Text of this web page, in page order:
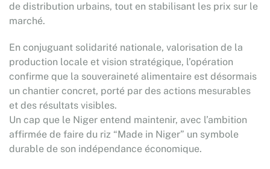
de distribution urbains, tout en stabilisant les prix sur le
marché.
En conjuguant solidarité nationale, valorisation de la
production locale et vision stratégique, l’opération
confirme que la souveraineté alimentaire est désormais
un chantier concret, porté par des actions mesurables
et des résultats visibles.
Un cap que le Niger entend maintenir, avec l’ambition
affirmée de faire du riz “Made in Niger” un symbole
durable de son indépendance économique.